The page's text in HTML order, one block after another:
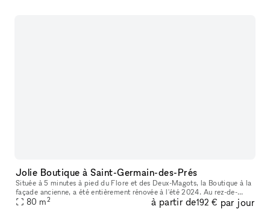
Jolie Boutique à Saint-Germain-des-Prés
Située à 5 minutes à pied du Flore et des Deux-Magots, la Boutique à la
façade ancienne, a été entièrement rénovée à l'été 2024. Au rez-de-
chaussée, un espace de vente ou de bureau de 20m2, avec p
80 m2 à partir de192 € par jour